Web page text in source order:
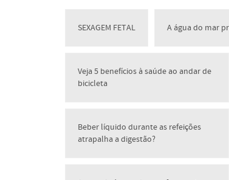
SEXAGEM FETAL A água do mar
Veja 5 benefícios à saúde ao andar de
bicicleta
Beber líquido durante as refeições
atrapalha a digestão?